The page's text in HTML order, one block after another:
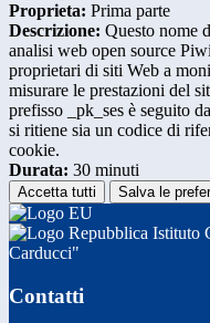
Proprieta: Prima parte
Descrizione: Questo nome
analisi web open source
proprietari di siti Web a
misurare le prestazioni del
prefisso _pk_ses è seguito
si ritiene sia un codice di
cookie.
Durata: 30 minuti
Accetta tutti Salva le
Istituto
Carducci"
Contatti